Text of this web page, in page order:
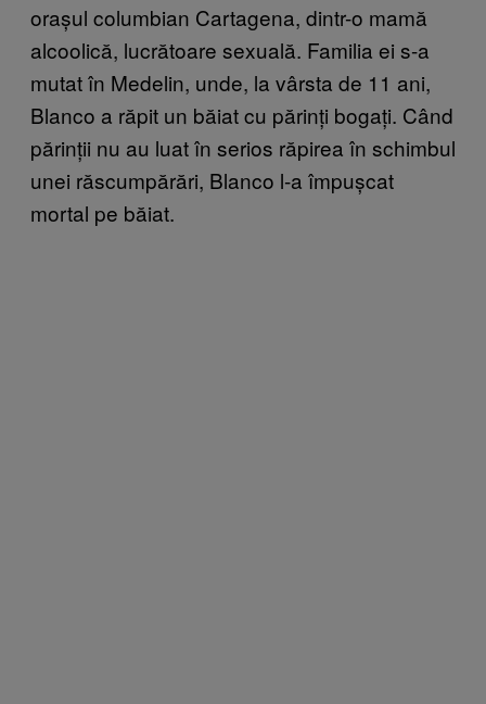
orașul columbian Cartagena, dintr-o mamă
alcoolică, lucrătoare sexuală. Familia ei s-a
mutat în Medelin, unde, la vârsta de 11 ani,
Blanco a răpit un băiat cu părinți bogați. Când
părinții nu au luat în serios răpirea în schimbul
unei răscumpărări, Blanco l-a împușcat
mortal pe băiat.